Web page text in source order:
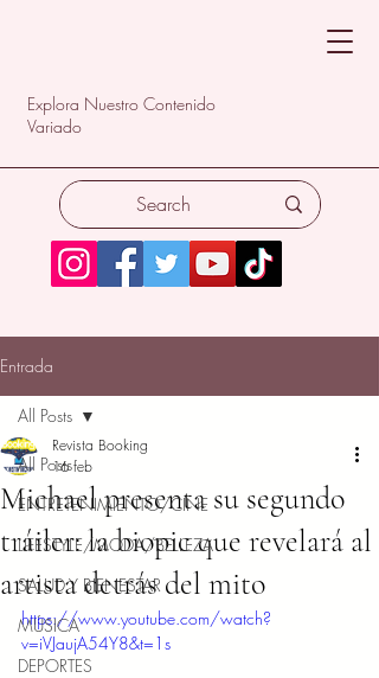
Explora Nuestro Contenido
Variado
Entrada
All Posts
ENTRETENIMIENTO/CINE
LIFESTYLE/MODA/BELLEZA
SALUD Y BIENESTAR
MÚSICA
DEPORTES
All Posts
Michael presenta su segundo
tráiler: la biopic que revelará al
artista detrás del mito
Revista Booking
16 feb
https://www.youtube.com/watch?
v=iVJaujA54Y8&t=1s